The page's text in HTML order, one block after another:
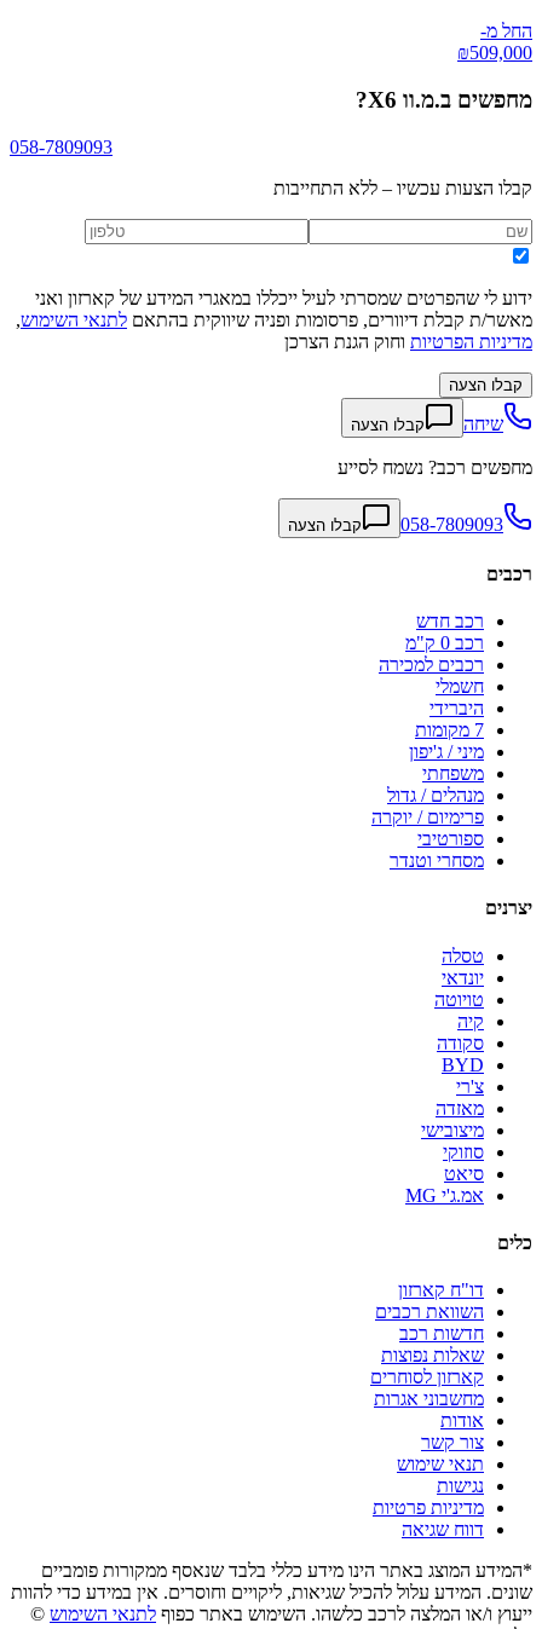
החל מ-
₪509,000
מחפשים ב.מ.וו X6 ?
058-7809093
קבלו הצעות עכשיו – ללא התחייבות
ידוע לי שהפרטים שמסרתי לעיל ייכללו במאגרי המידע של קארזון ואני
מאשר/ת קבלת דיוורים, פרסומות ופניה שיווקית בהתאם לתנאי השימוש,
מדיניות הפרטיות וחוק הגנת הצרכן
קבלו הצעה
שיחה קבלו הצעה
מחפשים רכב? נשמח לסייע
058-7809093 קבלו הצעה
רכבים
רכב חדש
רכב 0 ק"מ
רכבים למכירה
חשמלי
היברידי
7 מקומות
מיני / ג'יפון
משפחתי
מנהלים / גדול
פרימיום / יוקרה
ספורטיבי
מסחרי וטנדר
יצרנים
טסלה
יונדאי
טויוטה
קיה
סקודה
BYD
צ'רי
מאזדה
מיצובישי
סוזוקי
סיאט
אמ.ג'י MG
כלים
דו"ח קארזון
השוואת רכבים
חדשות רכב
שאלות נפוצות
קארזון לסוחרים
מחשבוני אגרות
אודות
צור קשר
תנאי שימוש
נגישות
מדיניות פרטיות
דווח שגיאה
*המידע המוצג באתר הינו מידע כללי בלבד שנאסף ממקורות פומביים
שונים. המידע עלול להכיל שגיאות, ליקויים וחוסרים. אין במידע כדי להוות
ייעוץ ו/או המלצה לרכב כלשהו. השימוש באתר כפוף לתנאי השימוש ©